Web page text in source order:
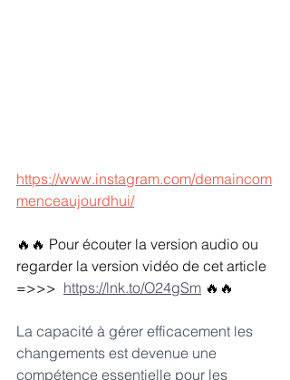
https://www.instagram.com/demaincom
menceaujourdhui/
🔥🔥 Pour écouter la version audio ou
regarder la version vidéo de cet article
=>>> https://lnk.to/O24gSm 🔥🔥
La capacité à gérer efficacement les
changements est devenue une
compétence essentielle pour les